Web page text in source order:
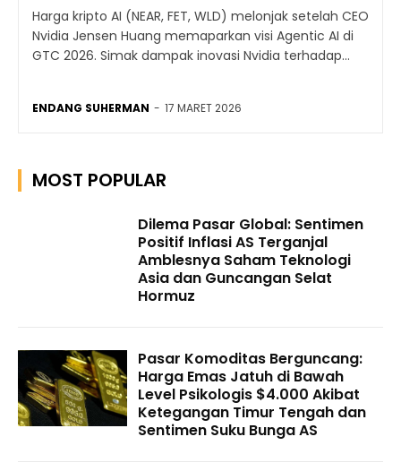
Harga kripto AI (NEAR, FET, WLD) melonjak setelah CEO
Nvidia Jensen Huang memaparkan visi Agentic AI di
GTC 2026. Simak dampak inovasi Nvidia terhadap...
ENDANG SUHERMAN - 17 MARET 2026
MOST POPULAR
Dilema Pasar Global: Sentimen
Positif Inflasi AS Terganjal
Amblesnya Saham Teknologi
Asia dan Guncangan Selat
Hormuz
Pasar Komoditas Berguncang:
Harga Emas Jatuh di Bawah
Level Psikologis $4.000 Akibat
Ketegangan Timur Tengah dan
Sentimen Suku Bunga AS